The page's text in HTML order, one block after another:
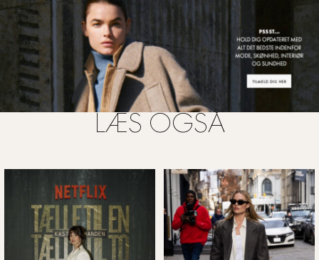
LÆS OGSÅ